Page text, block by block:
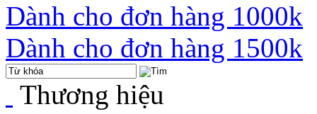
Dành cho đơn hàng 1000k
Dành cho đơn hàng 1500k
Thương hiệu